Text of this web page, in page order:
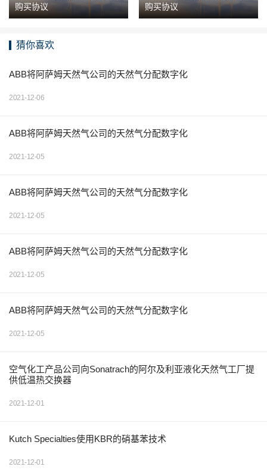
购买协议
购买协议
猜你喜欢
ABB将阿萨姆天然气公司的天然气分配数字化
2021-12-06
ABB将阿萨姆天然气公司的天然气分配数字化
2021-12-05
ABB将阿萨姆天然气公司的天然气分配数字化
2021-12-05
ABB将阿萨姆天然气公司的天然气分配数字化
2021-12-05
ABB将阿萨姆天然气公司的天然气分配数字化
2021-12-05
空气化工产品公司向Sonatrach的阿尔及利亚液化天然气工厂提
供低温热交换器
2021-12-01
Kutch Specialties使用KBR的硝基苯技术
2021-12-01